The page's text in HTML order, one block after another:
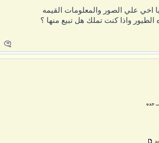
اخي علي الصور والمعلومات القيمه
واذا كنت تملك هل تبيع منها ؟
جده